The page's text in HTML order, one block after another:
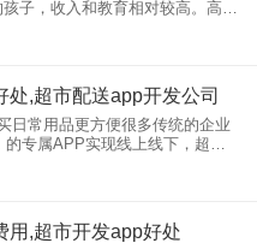
子，收入和教育相对较高。高达
使用商店APP获取优惠券，而
产品。显然，使用超市APP与
处,超市配送app开发公司
日常用品更方便很多传统的企业
专属APP实现线上线下，超市
互联网的快速发展，网上购物
一部分。为了适应现代化发展
用,超市开发app好处